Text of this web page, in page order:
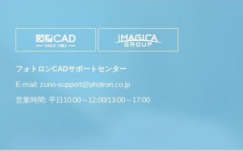
フォトロンCADサポートセンター
E-mail: zuno-support@photron.co.jp
営業時間: 平日10:00～12:00/13:00～17:00